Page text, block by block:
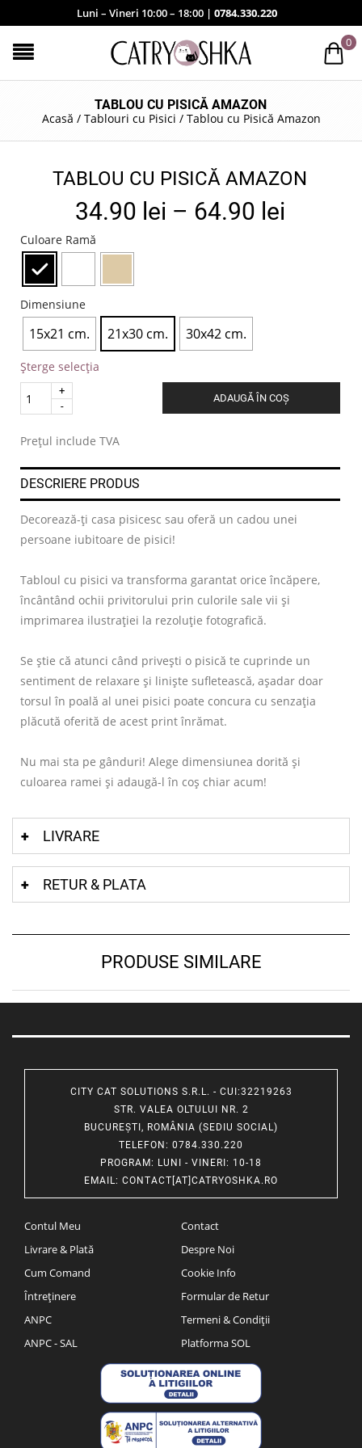
Luni – Vineri 10:00 – 18:00 | 0784.330.220
0
TABLOU CU PISICĂ AMAZON
Acasă / Tablouri cu Pisici / Tablou cu Pisică Amazon
TABLOU CU PISICĂ AMAZON
34.90 lei – 64.90 lei
Culoare Ramă
Dimensiune
15x21 cm. 21x30 cm. 30x42 cm.
Șterge selecția
Quantity
ADAUGĂ ÎN COȘ
Prețul include TVA
DESCRIERE PRODUS
Decorează-ți casa pisicesc sau oferă un cadou unei
persoane iubitoare de pisici!
Tabloul cu pisici va transforma garantat orice încăpere,
încântând ochii privitorului prin culorile sale vii și
imprimarea ilustrației la rezoluție fotografică.
Se știe că atunci când privești o pisică te cuprinde un
sentiment de relaxare și liniște sufletească, așadar doar
torsul în poală al unei pisici poate concura cu senzația
plăcută oferită de acest print înrămat.
Nu mai sta pe gânduri! Alege dimensiunea dorită și
culoarea ramei și adaugă-l în coș chiar acum!
LIVRARE
RETUR & PLATA
PRODUSE SIMILARE
CITY CAT SOLUTIONS S.R.L. - CUI:32219263
STR. VALEA OLTULUI NR. 2
BUCUREȘTI, ROMÂNIA (SEDIU SOCIAL)
TELEFON : 0784.330.220
PROGRAM: LUNI - VINERI: 10-18
EMAIL: CONTACT[AT]CATRYOSHKA.RO
Contul Meu
Livrare & Plată
Cum Comand
Întreținere
ANPC
ANPC - SAL
Contact
Despre Noi
Cookie Info
Formular de Retur
Termeni & Condiții
Platforma SOL